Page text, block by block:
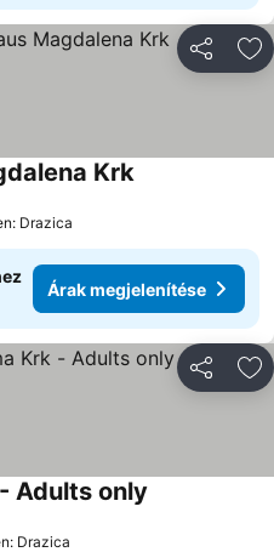
KrkÁrak
Drazica
Árak megjelenítése
Adults only
Drazica